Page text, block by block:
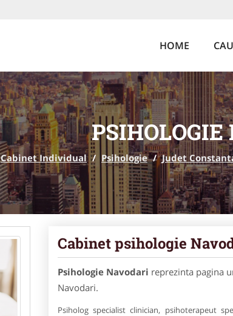
HOME
PSIHOLOGIE
Cabinet Individual / Psihologie / Judet
Cabinet psihologie
Psihologie Navodari reprezinta pagina
Navodari.
Psiholog specialist clinician, psihoterapeut